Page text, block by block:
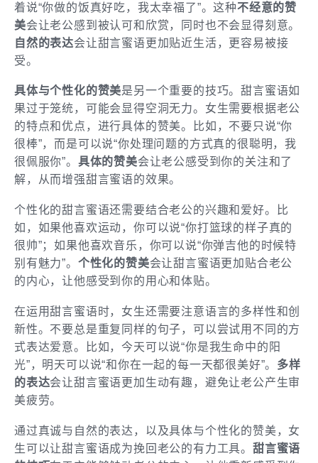
着说“你做的饭真好吃，我太幸福了”。这种不经意的赞
美会让老公感到被认可和欣赏，同时也不会显得刻意。
自然的表达会让甜言蜜语更加贴近生活，更容易被接
受。
具体与个性化的赞美是另一个重要的技巧。甜言蜜语如
果过于笼统，可能会显得空洞无力。女生需要根据老公
的特点和优点，进行具体的赞美。比如，不要只说“你
很棒”，而是可以说“你处理问题的方式真的很聪明，我
很佩服你”。 具体的赞美会让老公感受到你的关注和了
解，从而增强甜言蜜语的效果。
个性化的甜言蜜语还需要结合老公的兴趣和爱好。比
如，如果他喜欢运动，你可以说“你打篮球的样子真的
很帅”；如果他喜欢音乐，你可以说“你弹吉他的时候特
别有魅力”。 个性化的赞美会让甜言蜜语更加贴合老公
的内心，让他感受到你的用心和体贴。
在运用甜言蜜语时，女生还需要注意语言的多样性和创
新性。不要总是重复同样的句子，可以尝试用不同的方
式表达爱意。比如，今天可以说“你是我生命中的阳
光”，明天可以说“和你在一起的每一天都很美好”。 多样
的表达会让甜言蜜语更加生动有趣，避免让老公产生审
美疲劳。
通过真诚与自然的表达，以及具体与个性化的赞美，女
生可以让甜言蜜语成为挽回老公的有力工具。 甜言蜜语